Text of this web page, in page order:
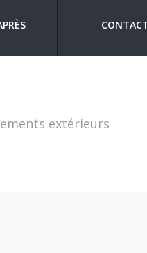
extérieurs